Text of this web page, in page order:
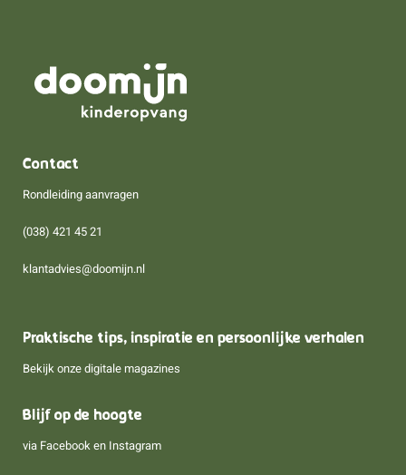
Contact
Rondleiding aanvragen
(038) 421 45 21
klantadvies@doomijn.nl
Praktische tips, inspiratie en persoonlijke verhalen
Bekijk onze digitale magazines
Blijf op de hoogte
via Facebook en Instagram